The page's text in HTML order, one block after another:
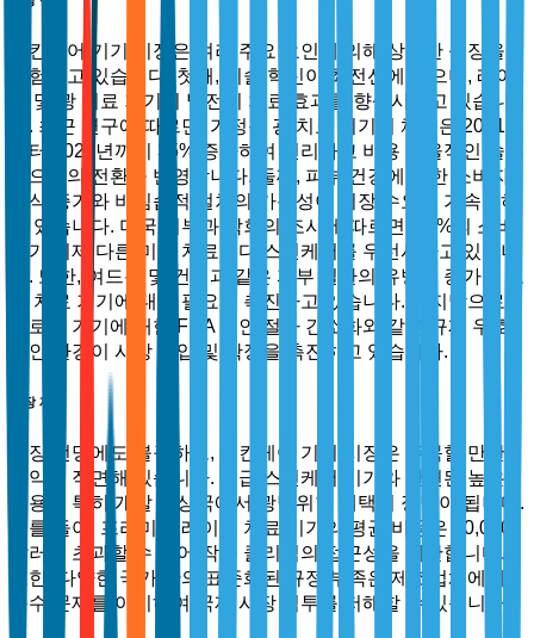
스킨케어 기기 시장은 여러 주요 요인에 의해 상당한 성장을
경험하고 있습니다. 첫째, 기술 혁신이 최전선에 있으며, 레이
저 및 광 치료 기기의 발전이 치료 효과를 향상시키고 있습니
다. 최근 연구에 따르면, 가정용 광 치료 기기의 채택은 2021년
부터 2023년까지 35% 증가하여 편리하고 비용 효율적인 솔루
션으로의 전환을 반영합니다. 둘째, 피부 건강에 대한 소비자
인식 증가와 비침습적 절차의 가용성이 시장 수요를 가속화하
고 있습니다. 미국 피부과 학회의 조사에 따르면, 68%의 소비
자가 이제 다른 미용 치료보다 스킨케어를 우선시하고 있습니
다. 또한, 여드름 및 건선과 같은 피부 질환의 유병률 증가가 고
급 치료 기기에 대한 필요를 촉진하고 있습니다. 마지막으로,
새로운 기기에 대한 FDA 승인 절차 간소화와 같은 규제 우호
적인 환경이 시장 진입 및 확장을 촉진하고 있습니다.
시장 제약
성장 전망에도 불구하고, 스킨케어 기기 시장은 주목할 만한
제약에 직면해 있습니다. 고급 스킨케어 기기와 관련된 높은
비용은 특히 개발 도상국에서 광범위한 채택의 장벽이 됩니다.
예를 들어, 프리미엄 레이저 치료 기기의 평균 비용은 50,000
달러를 초과할 수 있어 작은 클리닉의 접근성을 제한합니다.
또한, 다양한 국가 간의 표준화된 규정 부족은 제조업체에게
준수 문제를 야기하여 국제 시장 침투를 저해할 수 있습니다.